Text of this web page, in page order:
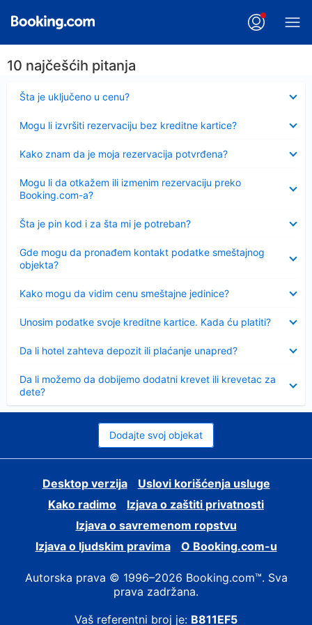
10 najčešćih pitanja
Šta je uključeno u cenu?
Sažeto
Mogu li izvršiti rezervaciju bez kreditne kartice?
Kako znam da je moja rezervacija potvrđena?
Mogu li da otkažem ili izmenim rezervaciju preko
Booking.com-a?
Šta je pin kod i za šta mi je potreban?
Sažeto
Gde mogu da pronađem kontakt podatke smeštajnog
objekta?
Kako mogu da vidim cenu smeštajne jedinice?
Unosim podatke svoje kreditne kartice. Kada ću platiti?
Da li hotel zahteva depozit ili plaćanje unapred?
Da li možemo da dobijemo dodatni krevet ili krevetac za
dete?
Dodajte svoj objekat
Desktop verzija
Uslovi korišćenja usluge
Kako radimo
Izjava o zaštiti privatnosti
Izjava o savremenom ropstvu
Izjava o ljudskim pravima
О Booking.com-u
Autorska prava © 1996–2026 Booking.com™. Sva
prava zadržana.
Vaš referentni broj je: B811EF5